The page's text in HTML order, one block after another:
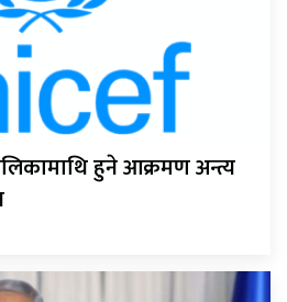
हुने आक्रमण अन्त्य